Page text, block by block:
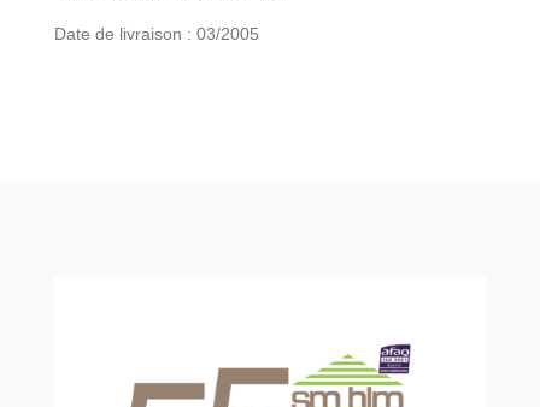
Date de livraison : 03/2005